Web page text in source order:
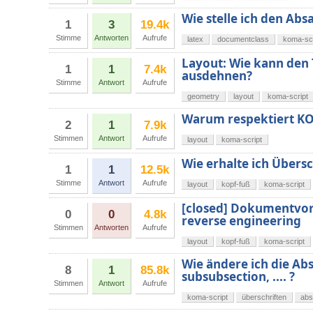
1
Stimme
3
Antworten
19.4k
Aufrufe
Wie stelle ich den
latex documentclass koma-
1
Stimme
1
Antwort
7.4k
Aufrufe
Layout: Wie kann
ausdehnen?
geometry layout koma-script
2
Stimmen
1
Antwort
7.9k
Aufrufe
Warum respektiert
layout koma-script
1
Stimme
1
Antwort
12.5k
Aufrufe
Wie erhalte ich
layout kopf-fuß koma-script
0
Stimmen
0
Antworten
4.8k
Aufrufe
[closed]
reverse engineering
layout kopf-fuß koma-script
8
Stimmen
1
Antwort
85.8k
Aufrufe
Wie ändere ich die
subsubsection, .... ?
koma-script überschriften